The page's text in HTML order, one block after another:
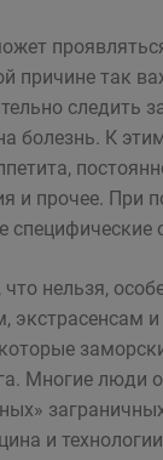
причине так
следить
болезнь. К
и прочее. При
специфические
нельзя,
Многие
и